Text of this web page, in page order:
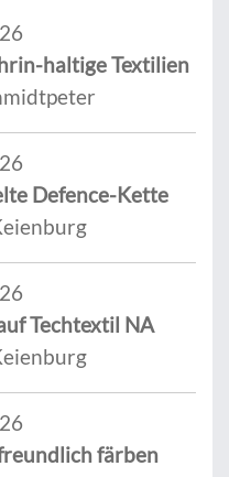
haltige Textilien
Defence-Kette
Techtextil NA
färben